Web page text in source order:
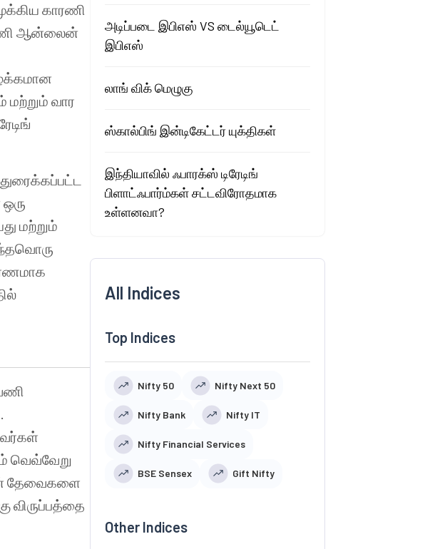
காரணி
ஆன்லைன்
வார
மற்றும்
வெவ்வேறு
தேவைகளை
விருப்பத்தை
அடிப்படை இபிஎஸ் VS டைல்யூடெட்
இபிஎஸ்
லாங் விக் மெழுகு
ஸ்கால்பிங் இன்டிகேட்டர் யுக்திகள்
இந்தியாவில் ஃபாரக்ஸ் டிரேடிங்
பிளாட்ஃபார்ம்கள் சட்டவிரோதமாக
உள்ளனவா?
All Indices
Top Indices
Nifty 50 Nifty Next 50
Nifty Bank Nifty IT
Nifty Financial Services
BSE Sensex Gift Nifty
Other Indices